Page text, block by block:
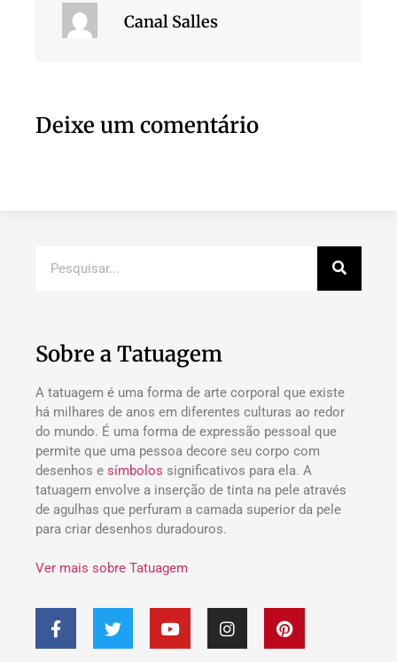
Canal Salles
Deixe um comentário
Sobre a Tatuagem
A tatuagem é uma forma de arte corporal que existe
há milhares de anos em diferentes culturas ao redor
do mundo. É uma forma de expressão pessoal que
permite que uma pessoa decore seu corpo com
desenhos e símbolos significativos para ela. A
tatuagem envolve a inserção de tinta na pele através
de agulhas que perfuram a camada superior da pele
para criar desenhos duradouros.
Ver mais sobre Tatuagem